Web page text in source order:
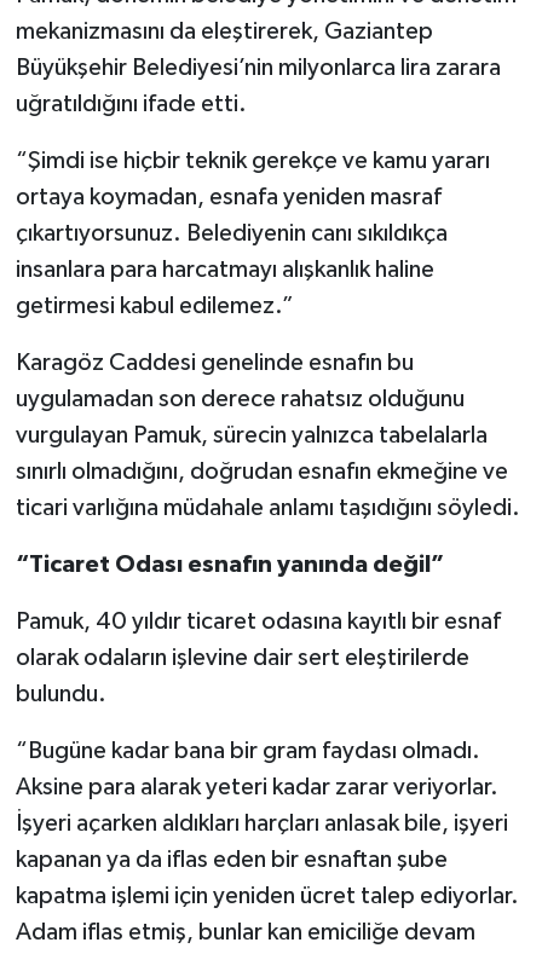
mekanizmasını da eleştirerek, Gaziantep
Büyükşehir Belediyesi’nin milyonlarca lira zarara
uğratıldığını ifade etti.
“Şimdi ise hiçbir teknik gerekçe ve kamu yararı
ortaya koymadan, esnafa yeniden masraf
çıkartıyorsunuz. Belediyenin canı sıkıldıkça
insanlara para harcatmayı alışkanlık haline
getirmesi kabul edilemez.”
Karagöz Caddesi genelinde esnafın bu
uygulamadan son derece rahatsız olduğunu
vurgulayan Pamuk, sürecin yalnızca tabelalarla
sınırlı olmadığını, doğrudan esnafın ekmeğine ve
ticari varlığına müdahale anlamı taşıdığını söyledi.
“Ticaret Odası esnafın yanında değil”
Pamuk, 40 yıldır ticaret odasına kayıtlı bir esnaf
olarak odaların işlevine dair sert eleştirilerde
bulundu.
“Bugüne kadar bana bir gram faydası olmadı.
Aksine para alarak yeteri kadar zarar veriyorlar.
İşyeri açarken aldıkları harçları anlasak bile, işyeri
kapanan ya da iflas eden bir esnaftan şube
kapatma işlemi için yeniden ücret talep ediyorlar.
Adam iflas etmiş, bunlar kan emiciliğe devam